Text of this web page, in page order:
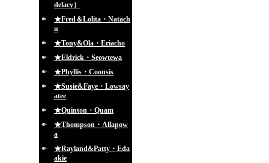
delacy）
★Fred＆Lolita・Natach
u
★Tony&Ola・Eriacho
★Eldrick・Seowtewa
★Phyllis・Coonsis
★Susie&Faye・Lowsay
atee
★Quinton・Quam
★Thompson・Allapow
a
★Rayland&Patty・Eda
akie